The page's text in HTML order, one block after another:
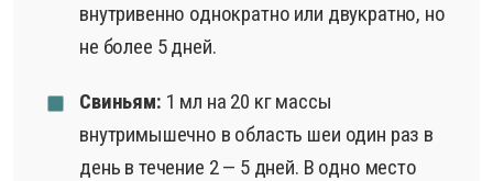
внутривенно однократно или двукратно, но
не более 5 дней.
Свиньям: 1 мл на 20 кг массы
внутримышечно в область шеи один раз в
день в течение 2 — 5 дней. В одно место